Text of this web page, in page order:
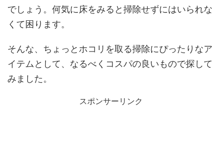
でしょう。何気に床をみると掃除せずにはいられな
くて困ります。
そんな、ちょっとホコリを取る掃除にぴったりなア
イテムとして、なるべくコスパの良いもので探して
みました。
スポンサーリンク